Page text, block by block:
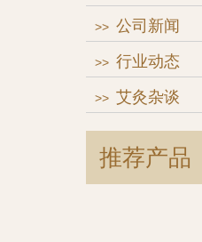
>> 公司新闻
>> 行业动态
>> 艾灸杂谈
推荐产品